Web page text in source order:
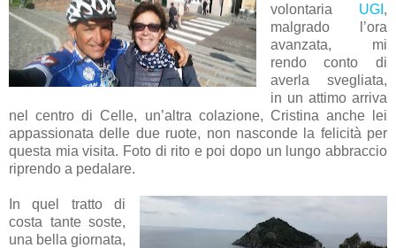
volontaria UGI ,
malgrado l’ora
avanzata, mi
rendo conto di
averla svegliata,
in un attimo arriva
nel centro di Celle, un’altra colazione, Cristina anche lei
appassionata delle due ruote, non nasconde la felicità per
questa mia visita. Foto di rito e poi dopo un lungo abbraccio
riprendo a pedalare.
In quel tratto di
costa tante soste,
una bella giornata,